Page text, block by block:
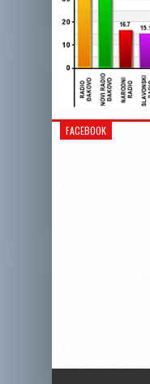
FACEBOOK